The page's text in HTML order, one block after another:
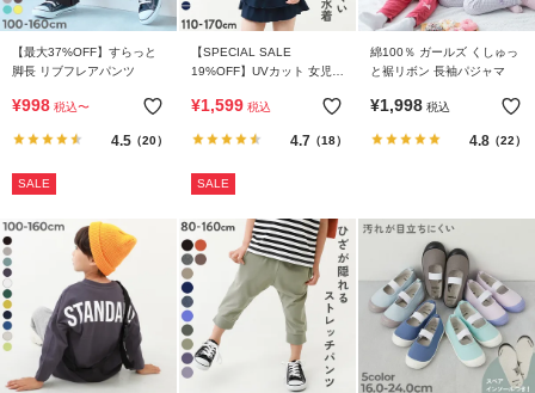
【最大37%OFF】すらっと
脚長 リブフレアパンツ
¥998 税込〜
4.5（20）
SALE
【SPECIAL SALE
19%OFF】UVカット 女児
ル水着
¥1,599 税込
4.7（18）
SALE
綿100％ ガールズ くしゅっ
と裾リボン 長袖パジャマ
¥1,998 税込
4.8（22）